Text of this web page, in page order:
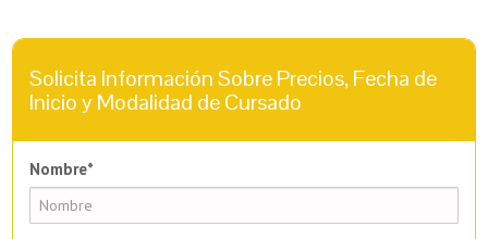
Solicita Información Sobre Precios, Fecha de
Inicio y Modalidad de Cursado
Nombre*